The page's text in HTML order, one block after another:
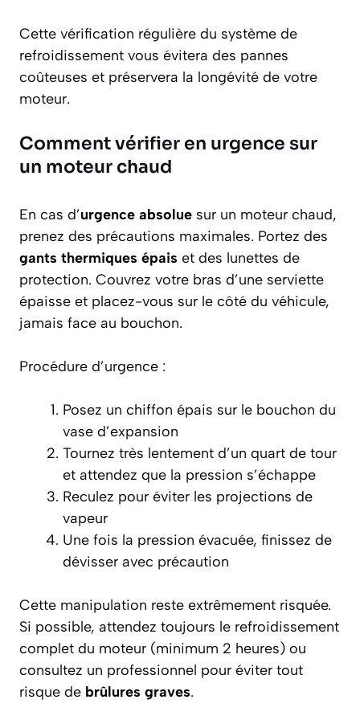
Cette vérification régulière du système de
refroidissement vous évitera des pannes
coûteuses et préservera la longévité de votre
moteur.
Comment vérifier en urgence sur
un moteur chaud
En cas d’urgence absolue sur un moteur chaud,
prenez des précautions maximales. Portez des
gants thermiques épais et des lunettes de
protection. Couvrez votre bras d’une serviette
épaisse et placez-vous sur le côté du véhicule,
jamais face au bouchon.
Procédure d’urgence :
Posez un chiffon épais sur le bouchon du
vase d’expansion
Tournez très lentement d’un quart de tour
et attendez que la pression s’échappe
Reculez pour éviter les projections de
vapeur
Une fois la pression évacuée, finissez de
dévisser avec précaution
Cette manipulation reste extrêmement risquée.
Si possible, attendez toujours le refroidissement
complet du moteur (minimum 2 heures) ou
consultez un professionnel pour éviter tout
risque de brûlures graves.